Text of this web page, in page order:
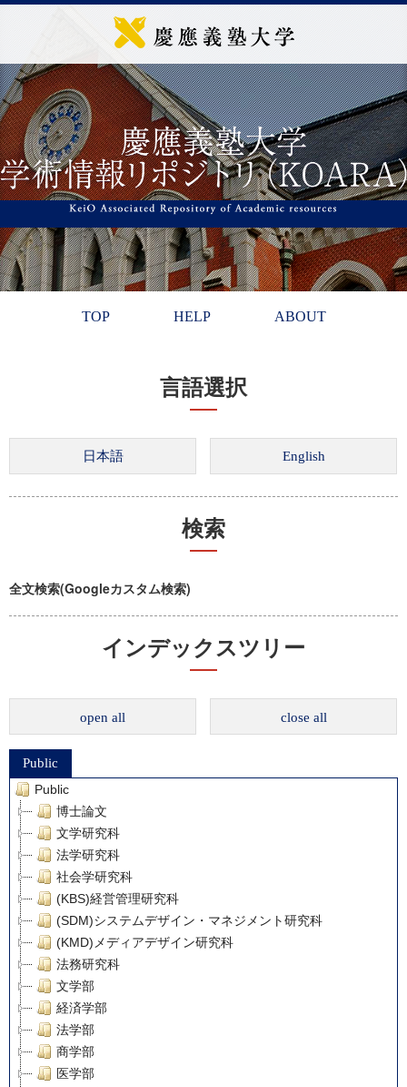
TOP HELP ABOUT
言語選択
検索
全文検索(Googleカスタム検索)
インデックスツリー
open all close all
Public
Public
博士論文
文学研究科
法学研究科
社会学研究科
(KBS)経営管理研究科
(SDM)システムデザイン・マネジメント研究科
(KMD)メディアデザイン研究科
法務研究科
文学部
経済学部
法学部
商学部
医学部